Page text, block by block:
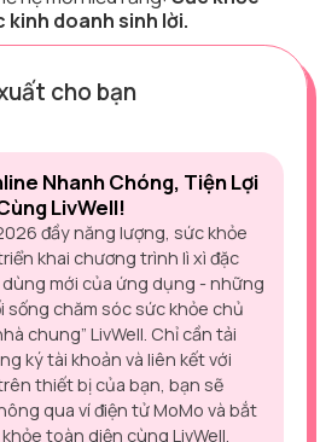
kinh doanh sinh lời.
cho bạn
Nhanh Chóng, Tiện Lợi
LivWell!
đầy năng lượng, sức khỏe
khai chương trình lì xì đặc
mới của ứng dụng - những
sống chăm sóc sức khỏe chủ
chung” LivWell. Chỉ cần tải
ký tài khoản và liên kết với
thiết bị của bạn, bạn sẽ
qua ví điện tử MoMo và bắt
toàn diện cùng LivWell.